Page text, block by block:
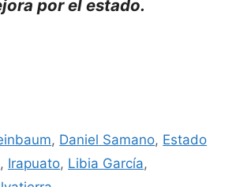
por el estado.
, Daniel Samano, Estado
, Irapuato, Libia García,